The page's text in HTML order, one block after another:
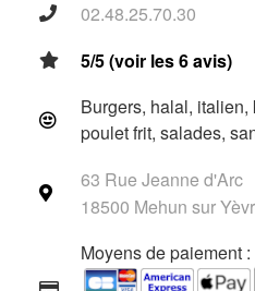
02.48.25.70.30
5/5 (voir les 6 avis)
Burgers, halal,
poulet frit, salades,
63 Rue Jeanne d'Arc
18500 Mehun sur
Moyens de paiement :